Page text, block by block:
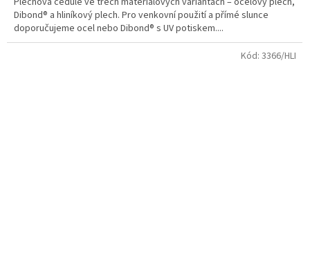
Dibond® a hliníkový plech. Pro venkovní použití a přímé slunce
doporučujeme ocel nebo Dibond® s UV potiskem....
Kód: 3366/HLI